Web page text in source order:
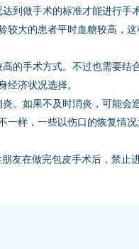
到做手术的标准才能进行手
较大的患者平时血糖较高，这
的手术方式。不过也需要结
经济状况选择。
。如果不及时消炎，可能会
一样，一些以伤口的恢复情况
友在做完包皮手术后，禁止